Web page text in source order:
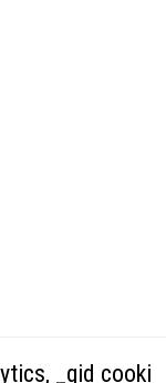
_gid cooki